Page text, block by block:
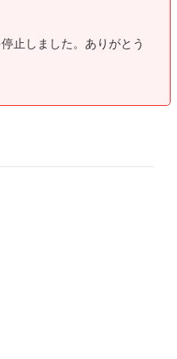
止しました。ありがとう